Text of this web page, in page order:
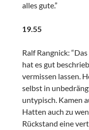
alles gute.”
19.55
Ralf Rangnick:
hat es gut
vermissen lassen.
selbst in
untypisch. Kamen
Hatten auch zu
Rückstand eine